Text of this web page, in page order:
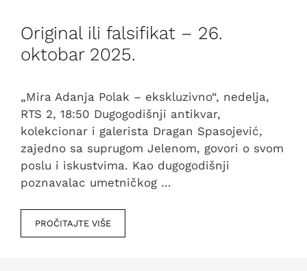
Original ili falsifikat – 26.
oktobar 2025.
„Mira Adanja Polak – ekskluzivno“, nedelja,
RTS 2, 18:50 Dugogodišnji antikvar,
kolekcionar i galerista Dragan Spasojević,
zajedno sa suprugom Jelenom, govori o svom
poslu i iskustvima. Kao dugogodišnji
poznavalac umetničkog …
PROČITAJTE VIŠE